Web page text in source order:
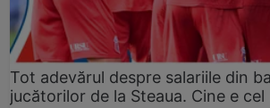
Tot adevărul despre salariile din
jucătorilor de la Steaua. Cine e